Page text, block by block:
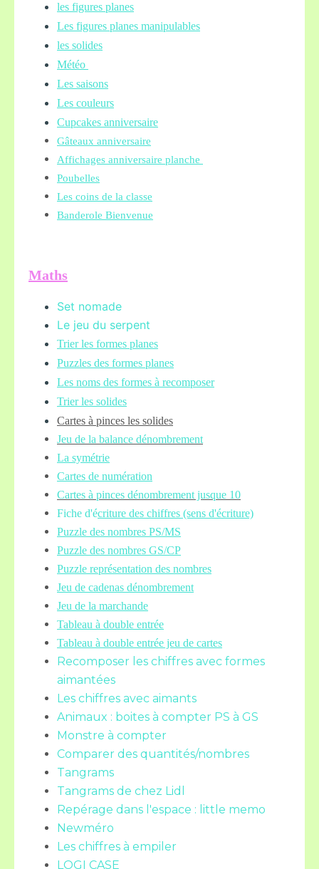
les figures planes
Les figures planes manipulables
les solides
Météo
Les saisons
Les couleurs
Cupcakes anniversaire
Gâteaux anniversaire
Affichages anniversaire planche
Poubelles
Les coins de la classe
Banderole Bienvenue
Maths
Set nomade
Le jeu du serpent
Trier les formes planes
Puzzles des formes planes
Les noms des formes à recomposer
Trier les solides
Cartes à pinces les solides
Jeu de la balance dénombrement
La symétrie
Cartes de numération
Cartes à pinces dénombrement jusque 10
Fiche d'écriture des chiffres (sens d'écriture)
Puzzle des nombres PS/MS
Puzzle des nombres GS/CP
Puzzle représentation des nombres
Jeu de cadenas dénombrement
Jeu de la marchande
Tableau à double entrée
Tableau à double entrée jeu de cartes
Recomposer les chiffres avec formes
aimantées
Les chiffres avec aimants
Animaux : boites à compter PS à GS
Monstre à compter
Comparer des quantités/nombres
Tangrams
Tangrams de chez Lidl
Repérage dans l'espace : little memo
Newméro
Les chiffres à empiler
LOGI CASE